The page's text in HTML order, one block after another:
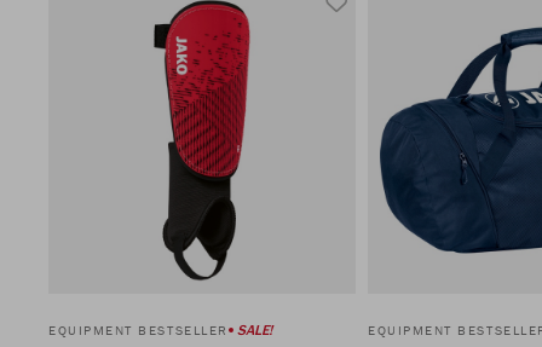
EQUIPMENT BESTSELLER SALE! EQUIPMENT